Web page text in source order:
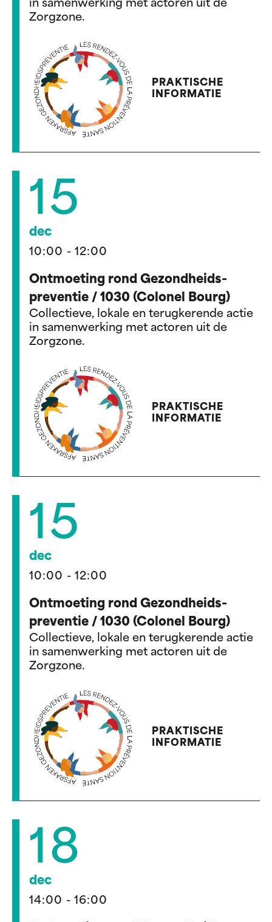
in samenwerking met actoren uit de
Zorgzone.
PRAKTISCHE
INFORMATIE
15
dec
10:00 - 12:00
Ontmoeting rond Gezondheids-
preventie / 1030 (Colonel Bourg)
Collectieve, lokale en terugkerende actie
in samenwerking met actoren uit de
Zorgzone.
PRAKTISCHE
INFORMATIE
15
dec
10:00 - 12:00
Ontmoeting rond Gezondheids-
preventie / 1030 (Colonel Bourg)
Collectieve, lokale en terugkerende actie
in samenwerking met actoren uit de
Zorgzone.
PRAKTISCHE
INFORMATIE
18
dec
14:00 - 16:00